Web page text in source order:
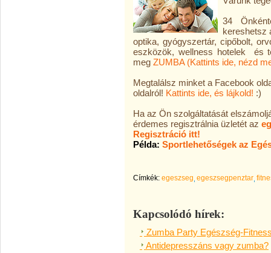
34
kereshetsz
optika, gyógyszertár, cipőbolt,
eszközök, wellness hotelek és
meg ZUMBA (Kattints ide, nézd
Megtalálsz minket a Facebook
oldalról! Kattints ide, és lájkold! :)
Ha az Ön szolgáltatását
érdemes regisztrálnia üzletét az
Regisztráció itt!
Példa: Sportlehetőségek az
Címkék: egeszseg egeszsegpenztar
Kapcsolódó hírek:
Zumba Party Egészség-
Antidepresszáns vagy zumba?